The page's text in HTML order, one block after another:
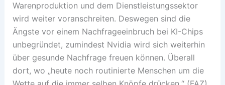
Warenproduktion und dem Dienstleistungssektor
wird weiter voranschreiten. Deswegen sind die
Ängste vor einem Nachfrageeinbruch bei KI-Chips
unbegründet, zumindest Nvidia wird sich weiterhin
über gesunde Nachfrage freuen können. Überall
dort, wo „heute noch routinierte Menschen um die